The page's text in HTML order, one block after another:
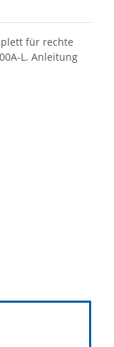
für rechte
L. Anleitung